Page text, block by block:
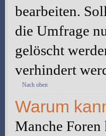
bearbeiten.
die Umfrage
gelöscht
verhindert
Nach oben
Warum
Manche Foren